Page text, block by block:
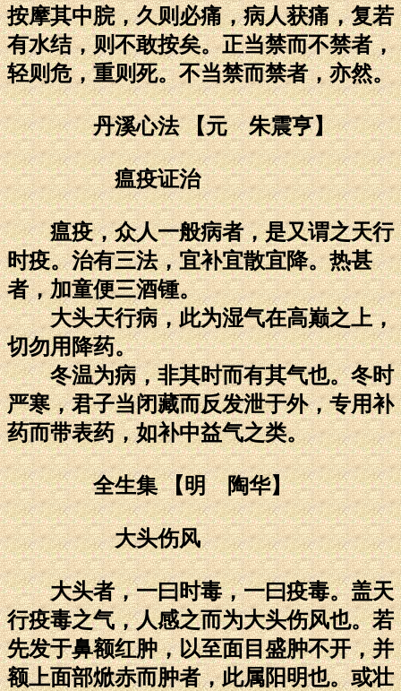
按摩其中脘，久则必痛，病人获痛，复若
有水结，则不敢按矣。正当禁而不禁者，
轻则危，重则死。不当禁而禁者，亦然。
丹溪心法 【元 朱震亨】
瘟疫证治
瘟疫，众人一般病者，是又谓之天行
时疫。治有三法，宜补宜散宜降。热甚
者，加童便三酒锺。
大头天行病，此为湿气在高巅之上，
切勿用降药。
冬温为病，非其时而有其气也。冬时
严寒，君子当闭藏而反发泄于外，专用补
药而带表药，如补中益气之类。
全生集 【明 陶华】
大头伤风
大头者，一曰时毒，一曰疫毒。盖天
行疫毒之气，人感之而为大头伤风也。若
先发于鼻额红肿，以至面目盛肿不开，并
额上面部焮赤而肿者，此属阳明也。或壮